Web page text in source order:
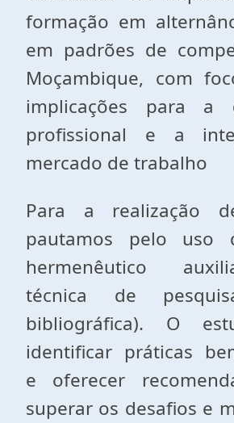
formação em
em padrões de
Moçambique, com
implicações para a
profissional e a
mercado de trabalho
Para a realização
pautamos pelo uso
hermenêutico
técnica de
bibliográfica). O
identificar práticas
e oferecer
superar os desafios e